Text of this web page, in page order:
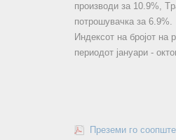
производи за 10.9%,
потрошувачка за 6.9%.
Индексот на бројот на
периодот јануари -
Преземи го